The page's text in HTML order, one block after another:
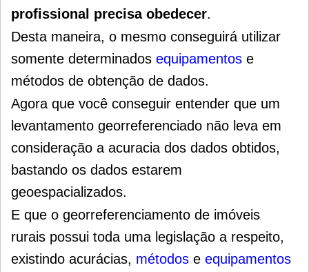
profissional precisa obedecer.
Desta maneira, o mesmo conseguirá utilizar
somente determinados equipamentos e
métodos de obtenção de dados.
Agora que você conseguir entender que um
levantamento georreferenciado não leva em
consideração a acuracia dos dados obtidos,
bastando os dados estarem
geoespacializados.
E que o georreferenciamento de imóveis
rurais possui toda uma legislação a respeito,
existindo acurácias, métodos e equipamentos